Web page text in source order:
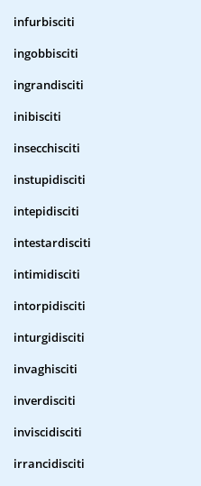
infurbisciti
ingobbisciti
ingrandisciti
inibisciti
insecchisciti
instupidisciti
intepidisciti
intestardisciti
intimidisciti
intorpidisciti
inturgidisciti
invaghisciti
inverdisciti
inviscidisciti
irrancidisciti